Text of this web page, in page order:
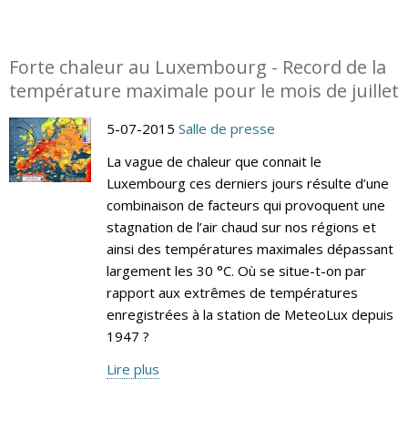
Forte chaleur au Luxembourg - Record de la
température maximale pour le mois de juillet
5-07-2015 Salle de presse
La vague de chaleur que connait le
Luxembourg ces derniers jours résulte d’une
combinaison de facteurs qui provoquent une
stagnation de l’air chaud sur nos régions et
ainsi des températures maximales dépassant
largement les 30 °C. Où se situe-t-on par
rapport aux extrêmes de températures
enregistrées à la station de MeteoLux depuis
1947 ?
Lire plus